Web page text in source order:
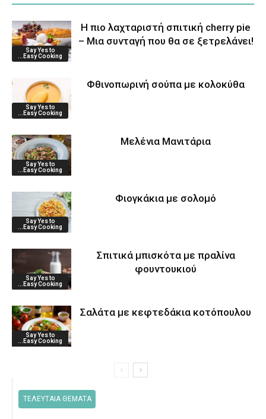
Say Yes to
...Easy Cooking
Η πιο λαχταριστή σπιτική cherry pie
– Μια συνταγή που θα σε ξετρελάνει!
Say Yes to
...Easy Cooking
Φθινοπωρινή σούπα με κολοκύθα
Say Yes to
...Easy Cooking
Μελένια Μανιτάρια
Say Yes to
...Easy Cooking
Φιογκάκια με σολομό
Say Yes to
...Easy Cooking
Σπιτικά μπισκότα με πραλίνα
φουντουκιού
Say Yes to
...Easy Cooking
Σαλάτα με κεφτεδάκια κοτόπουλου
ΤΕΛΕΥΤΑΙΑ ΘΕΜΑΤΑ